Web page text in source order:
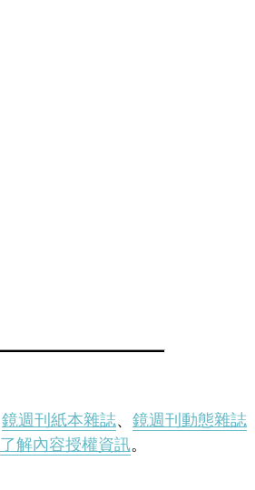
鏡週刊紙本雜誌、 鏡週刊動態雜誌
了解內容授權資訊。